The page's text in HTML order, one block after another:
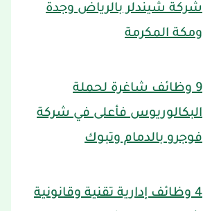
شركة شيندلر بالرياض وجدة
ومكة المكرمة
9 وظائف شاغرة لحملة
البكالوريوس فأعلى في شركة
فوجرو بالدمام وتبوك
4 وظائف إدارية تقنية وقانونية